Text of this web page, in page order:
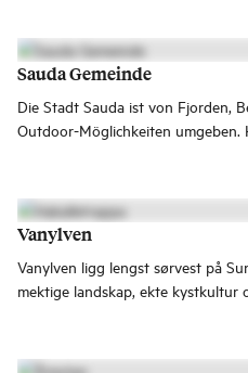
Sauda Gemeinde
Die Stadt Sauda ist von Fjorden,
Outdoor-Möglichkeiten umgeben.
Landschaftsroute Ryfylke und
Architektur auf
Vanylven
Vanylven ligg lengst sørvest på
mektige landskap, ekte kystkultur
langs Åheimselva – med rolege